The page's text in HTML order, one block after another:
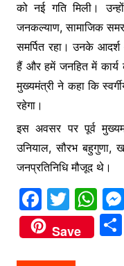
को नई गति मिली।
जनकल्याण, सामाजिक
समर्पित रहा। उनके
हैं और हमें जनहित में कार्य
मुख्यमंत्री ने कहा कि
रहेगा।
इस अवसर पर पूर्व
उनियाल, सौरभ बहुगुणा,
जनप्रतिनिधि मौजूद थे।
F
a
c
T
w
itt
W
h
at
Save
S